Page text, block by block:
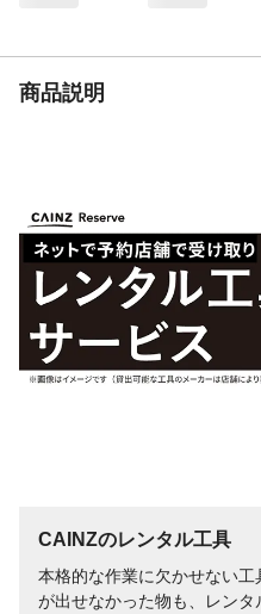
商品説明
CAINZのレンタル工具
本格的な作業に欠かせない
が出せなかった物も、レンタ